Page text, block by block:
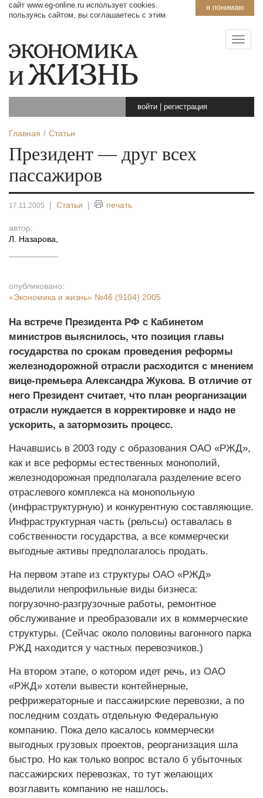
я понимаю
сайт www.eg-online.ru использует cookies.
пользуясь сайтом, вы соглашаетесь с этим.
войти регистрация
Главная Статьи
Президент — друг всех
пассажиров
17.11.2005 | Статьи | печать
автор:
Л. Назарова
опубликовано:
«Экономика и жизнь» №46 (9104) 2005
На встрече Президента РФ с Кабинетом
министров выяснилось, что позиция главы
государства по срокам проведения реформы
железнодорожной отрасли расходится с мнением
вице-премьера Александра Жукова. В отличие от
него Президент считает, что план реорганизации
отрасли нуждается в корректировке и надо не
ускорить, а затормозить процесс.
Начавшись в 2003 году с образования ОАО «РЖД»,
как и все реформы естественных монополий,
железнодорожная предполагала разделение всего
отраслевого комплекса на монопольную
(инфраструктурную) и конкурентную составляющие.
Инфраструктурная часть (рельсы) оставалась в
собственности государства, а все коммерчески
выгодные активы предполагалось продать.
На первом этапе из структуры ОАО «РЖД»
выделили непрофильные виды бизнеса:
погрузочно-разгрузочные работы, ремонтное
обслуживание и преобразовали их в коммерческие
структуры. (Сейчас около половины вагонного парка
РЖД находится у частных перевозчиков.)
На втором этапе, о котором идет речь, из ОАО
«РЖД» хотели вывести контейнерные,
рефрижераторные и пассажирские перевозки, а по
последним создать отдельную Федеральную
компанию. Пока дело касалось коммерчески
выгодных грузовых проектов, реорганизация шла
быстро. Но как только вопрос встало б убыточных
пассажирских перевозках, то тут желающих
возглавить компанию не нашлось.